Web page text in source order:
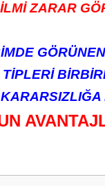
ZARAR